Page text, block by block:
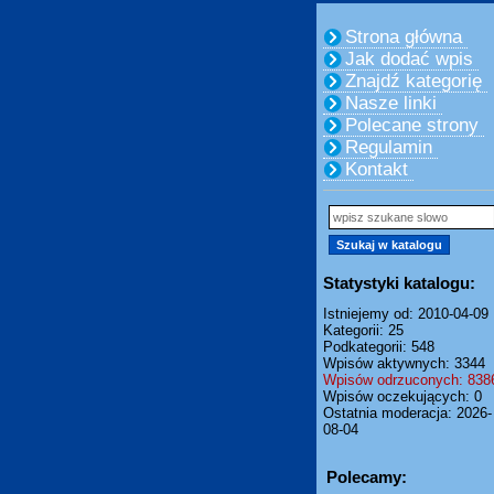
Strona główna
Jak dodać wpis
Znajdź kategorię
Nasze linki
Polecane strony
Regulamin
Kontakt
Statystyki katalogu:
Istniejemy od: 2010-04-09
Kategorii: 25
Podkategorii: 548
Wpisów aktywnych: 3344
Wpisów odrzuconych:
Wpisów oczekujących: 0
Ostatnia moderacja: 2026-
08-04
Polecamy: